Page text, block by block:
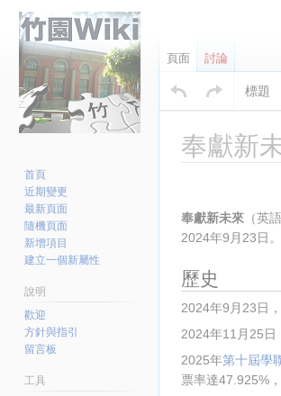
標題
奉獻新
導
覽
搜
尋
奉獻新未來 （英
2024年9月23日
歷史
2024年9月23日
2024年11月25日
2025年第十屆學
票率達47.925%
頁面 討論
首頁
近期變更
最新頁面
隨機頁面
新增項目
建立一個新屬性
說明
歡迎
方針與指引
留言板
工具